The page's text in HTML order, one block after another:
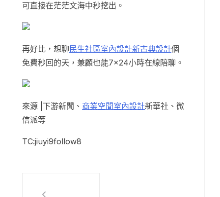
可直接在茫茫文海中秒挖出。
再好比，想聊 民生社區室內設計新古典設計個
免費秒回的天，兼顧也能7×24小時在線陪聊。
來源 |下游新聞、 商業空間室內設計新華社、微
信派等
TC:jiuyi9follow8